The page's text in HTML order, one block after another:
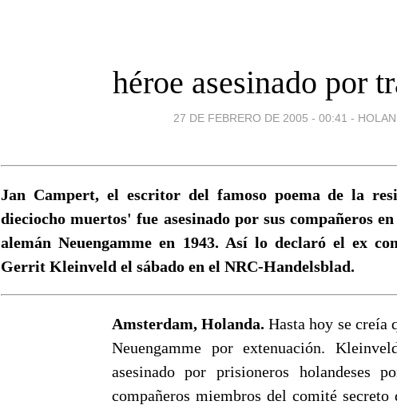
héroe asesinado por
27 DE FEBRERO DE 2005 - 00:41 -
Jan Campert, el escritor del famoso poema de la
dieciocho muertos' fue asesinado por sus compañeros
alemán Neuengamme en 1943. Así lo declaró el ex
Gerrit Kleinveld el sábado en el NRC-Handelsblad.
Amsterdam, Holanda. Hasta hoy se creía
Neuengamme por extenuación.
asesinado por prisioneros holandeses
compañeros miembros del comité secreto